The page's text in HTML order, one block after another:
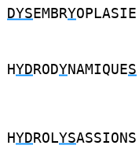
DYS EMBRYOPLASIE
HYD RODYNAMIQUES
HYD ROLYSASSIONS